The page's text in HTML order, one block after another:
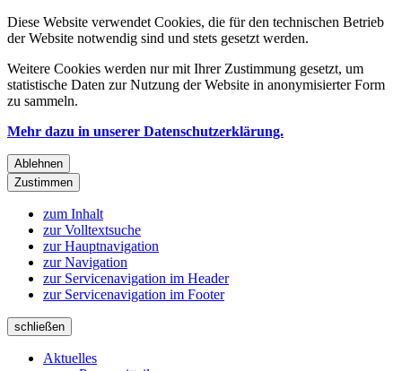
Diese Website verwendet Cookies, die für den technischen Betrieb
der Website notwendig sind und stets gesetzt werden.
Weitere Cookies werden nur mit Ihrer Zustimmung gesetzt, um
statistische Daten zur Nutzung der Website in anonymisierter Form
zu sammeln.
Mehr dazu in unserer Datenschutzerklärung.
Ablehnen
Zustimmen
zum Inhalt
zur Volltextsuche
zur Hauptnavigation
zur Navigation
zur Servicenavigation im Header
zur Servicenavigation im Footer
schließen
Aktuelles